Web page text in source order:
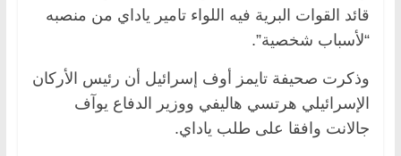
قائد القوات البرية فيه اللواء تامير ياداي من منصبه
“لأسباب شخصية”.
وذكرت صحيفة تايمز أوف إسرائيل أن رئيس الأركان
الإسرائيلي هرتسي هاليفي ووزير الدفاع يوآف
جالانت وافقا على طلب ياداي.